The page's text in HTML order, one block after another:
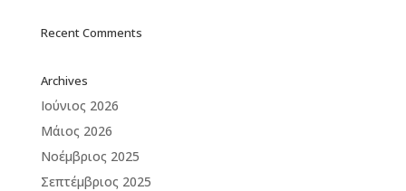
Recent Comments
Archives
Ιούνιος 2026
Μάιος 2026
Νοέμβριος 2025
Σεπτέμβριος 2025